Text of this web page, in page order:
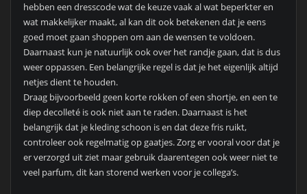
hebben een dresscode wat de keuze vaak al wat beperkter en
wat makkelijker maakt, al kan dit ook betekenen dat je eens
goed moet gaan shoppen om aan de wensen te voldoen.
Daarnaast kun je natuurlijk ook over het randje gaan, dat is dus
weer oppassen. Een belangrijke regel is dat je het eigenlijk altijd
netjes dient te houden.
Draag bijvoorbeeld geen korte rokken of een shortje, en een te
diep decolleté is ook niet aan te raden. Daarnaast is het
belangrijk dat je kleding schoon is en dat deze fris ruikt,
controleer ook regelmatig op gaatjes. Zorg er vooral voor dat je
er verzorgd uit ziet maar gebruik daarentegen ook weer niet te
veel parfum, dit kan storend werken voor je collega’s.